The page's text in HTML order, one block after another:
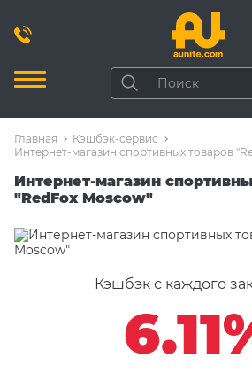
Главная
Кэшбэк-сервис
Интернет-магазин спортивных товаров
Интернет-магазин
"RedFox Moscow"
Кэшбэк с каждого